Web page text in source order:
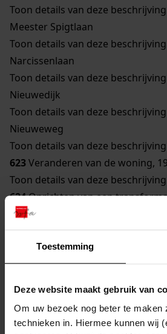
Toestemming
Deze website maakt gebruik van
Om uw bezoek nog beter te
technieken in. Hiermee kunnen wij
Toon details van deze beschrijving
Meester Spigtlaan
Toon details van deze beschrijving
Narcissenlaan
Toon details van deze beschrijving
Nieuwedijk
Toon details van deze beschrijving
Nieuweweg
Toon details van deze beschrijving
623Veranderen van de woning,
Toon details van deze beschrijving
624Oprichten van een
Toon details van deze beschrijving
625Verbouwen van een gebouw
worden gebruikt als woonhuis,
Toon details van deze beschrijving
Toon details van deze beschrijving
627Veranderen woning, 1962